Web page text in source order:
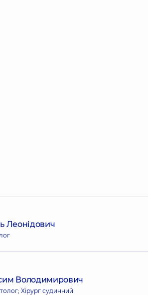
Леонідович
Володимирович
Хірург судинний